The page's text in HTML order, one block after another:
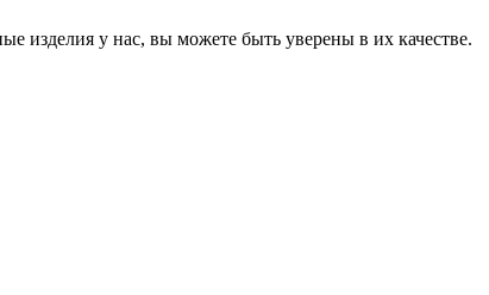
изделия у нас, вы можете быть уверены в их качестве.